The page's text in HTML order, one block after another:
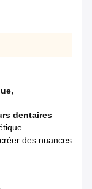
,
dentaires
des nuances